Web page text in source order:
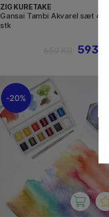
ZIG KURETAKE
Gansai Tambi Akvarel sæt 48
stk
593 KR
20%